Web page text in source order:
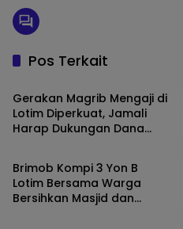
Pos Terkait
Berita
Gerakan Magrib Mengaji di
Lotim Diperkuat, Jamali
Harap Dukungan Dana
Berita
Brimob Kompi 3 Yon B
Lotim Bersama Warga
Bersihkan Masjid dan
Berita